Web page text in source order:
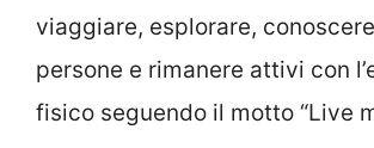
viaggiare, esplorare,
persone e rimanere attivi con
fisico seguendo il motto “Live